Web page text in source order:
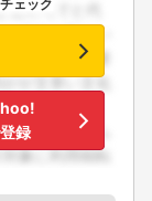
ェック
録